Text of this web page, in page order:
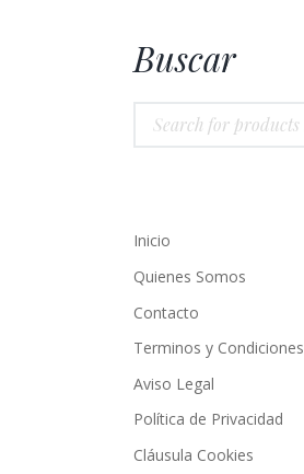
Buscar
Inicio
Quienes Somos
Contacto
Terminos y Condiciones
Aviso Legal
Política de Privacidad
Cláusula Cookies